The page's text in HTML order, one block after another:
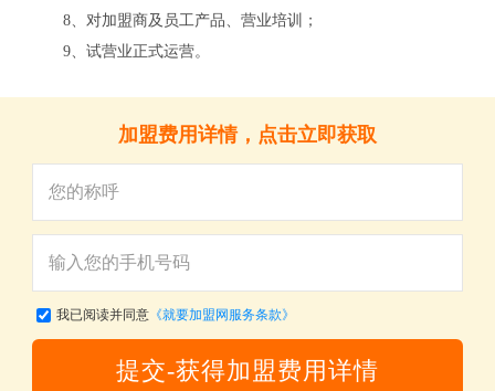
8、对加盟商及员工产品、营业培训；
9、试营业正式运营。
加盟费用详情，点击立即获取
我已阅读并同意《就要加盟网服务条款》
提交-获得加盟费用详情